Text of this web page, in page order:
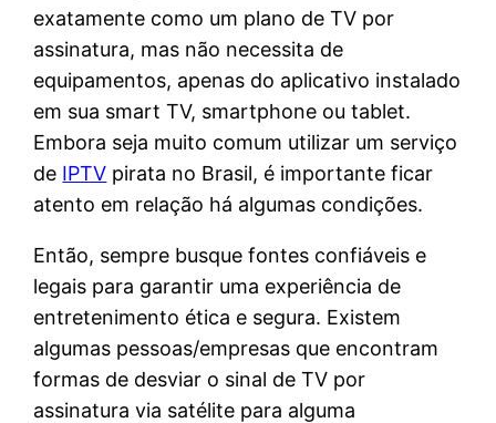
exatamente como um plano de TV por
assinatura, mas não necessita de
equipamentos, apenas do aplicativo instalado
em sua smart TV, smartphone ou tablet.
Embora seja muito comum utilizar um serviço
de IPTV pirata no Brasil, é importante ficar
atento em relação há algumas condições.
Então, sempre busque fontes confiáveis e
legais para garantir uma experiência de
entretenimento ética e segura. Existem
algumas pessoas/empresas que encontram
formas de desviar o sinal de TV por
assinatura via satélite para alguma